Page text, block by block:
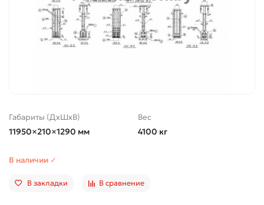
Габариты (ДхШхВ)
11950×210×1290 мм
Вес
4100 кг
В наличии ✓
В закладки В сравнение